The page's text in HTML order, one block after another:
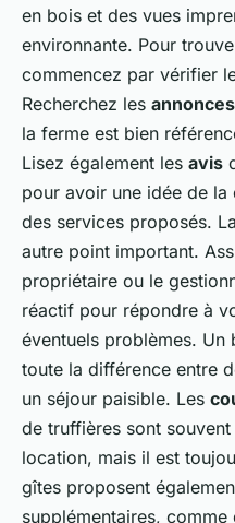
en bois et des vues
environnante. Pour
commencez par vérifier
Recherchez les
la ferme est bien
Lisez également les avis
pour avoir une idée de
des services proposés. La
autre point important.
propriétaire ou le
réactif pour répondre à
éventuels problèmes. Un
toute la différence entre
un séjour paisible. Les
de truffières sont
location, mais il est
gîtes proposent
supplémentaires,